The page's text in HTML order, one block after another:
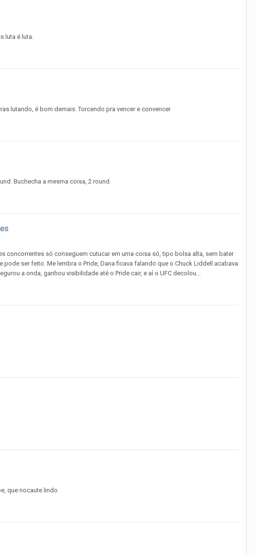
luta é luta.
lutando, é bom demais. Torcendo pra vencer e convencer
Buchecha a mesma coisa, 2 round.
concorrentes só conseguem cutucar em uma coisa só, tipo bolsa alta, sem bater
ser feito. Me lembra o Pride, Dana ficava falando que o Chuck Liddell acabava
a onda, ganhou visibilidade até o Pride cair, e aí o UFC decolou...
que nocaute lindo